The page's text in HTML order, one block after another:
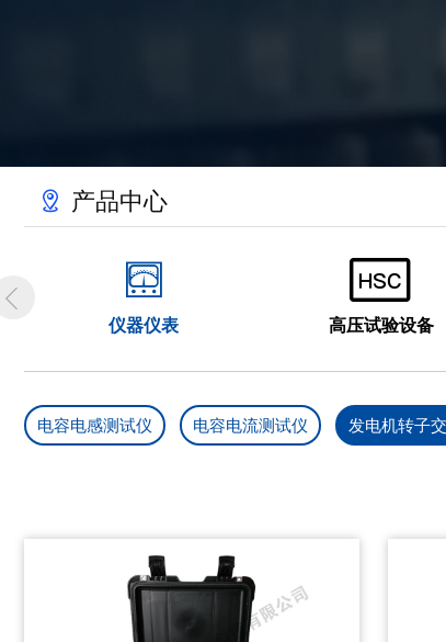
 产品中心

仪器仪表

高压试验设备
电容电感测试仪 电容电流测试仪 发电机转子